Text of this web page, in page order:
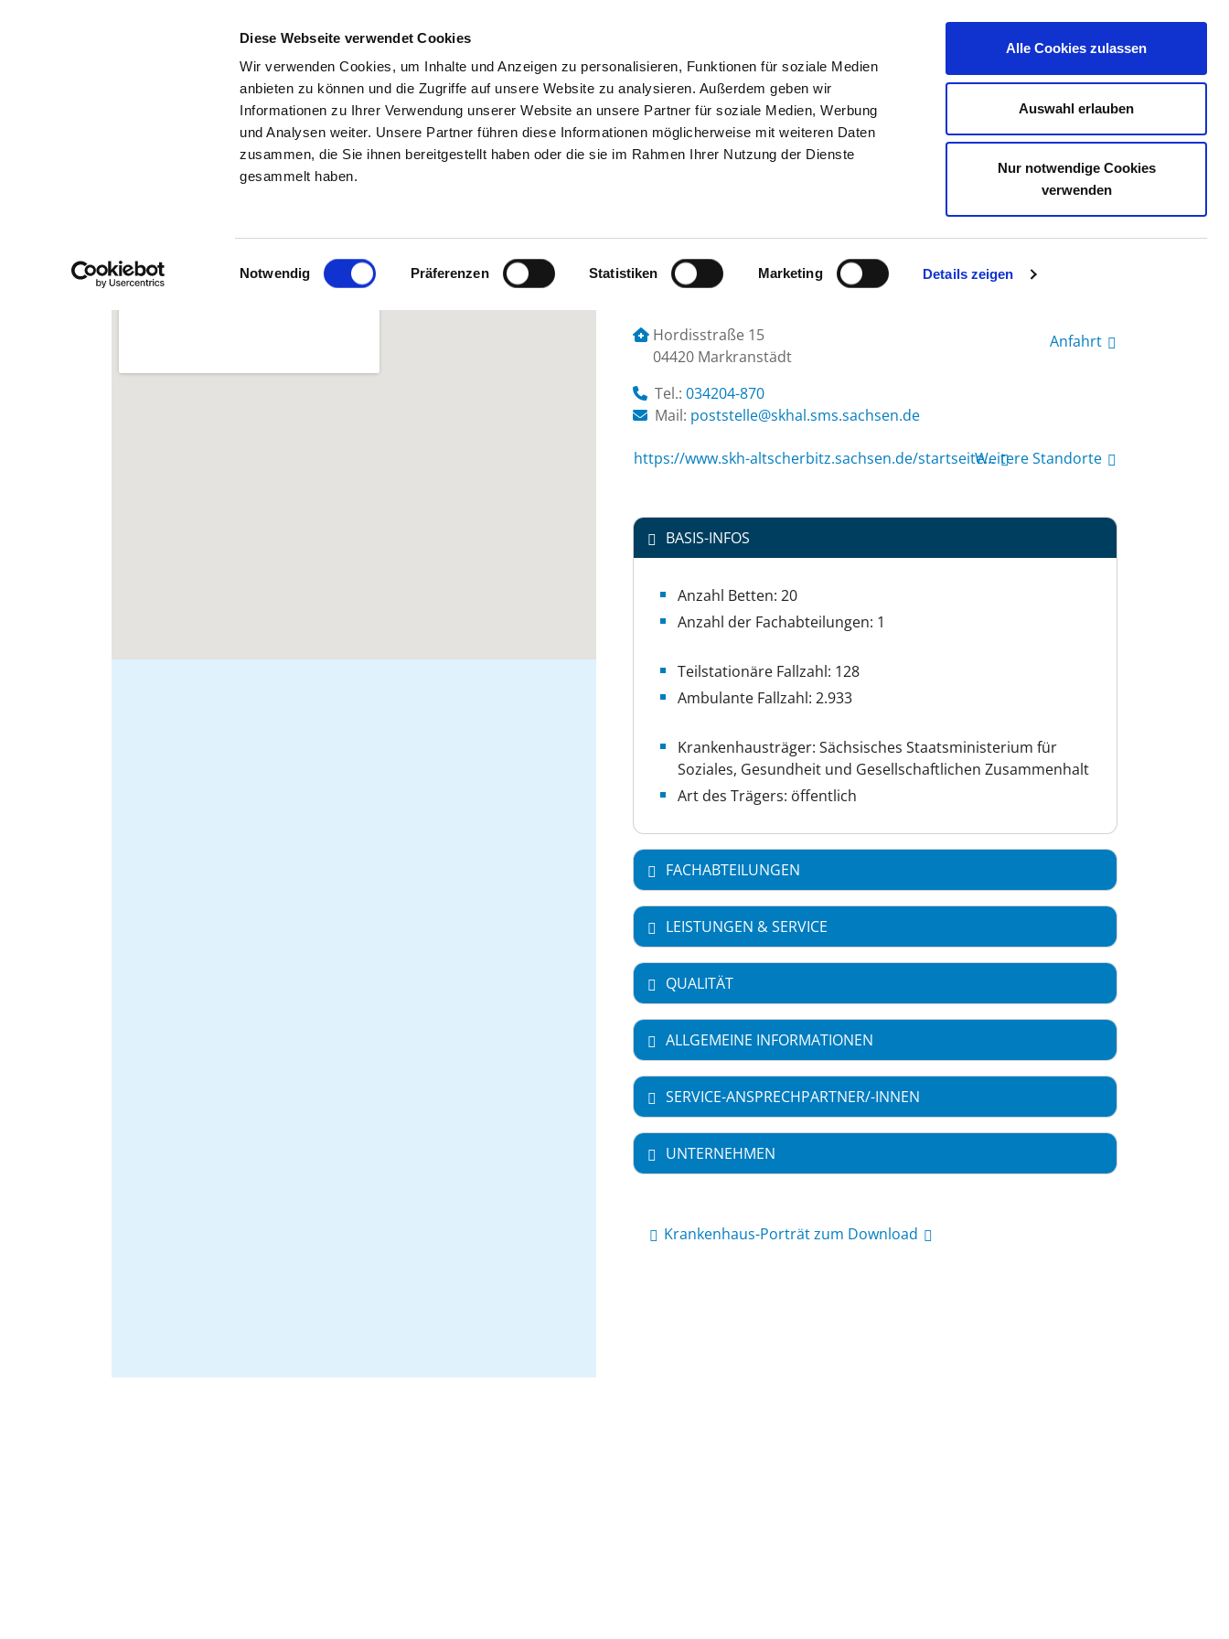
Diese Webseite verwendet Cookies
Wir verwenden Cookies, um Inhalte und Anzeigen zu personalisieren, Funktionen für soziale Medien
anbieten zu können und die Zugriffe auf unsere Website zu analysieren. Außerdem geben wir
Informationen zu Ihrer Verwendung unserer Website an unsere Partner für soziale Medien, Werbung
und Analysen weiter. Unsere Partner führen diese Informationen möglicherweise mit weiteren Daten
zusammen, die Sie ihnen bereitgestellt haben oder die sie im Rahmen Ihrer Nutzung der Dienste
gesammelt haben.
Einwilligungsauswahl
Notwendig Präferenzen Statistiken Marketing Details zeigen
Alle Cookies zulassen
Auswahl erlauben
Nur notwendige Cookies
verwenden
SUCHEN TIPPS & HILFE DAS DKV STELLENBÖRSE KONTAKT IHRE MEINUNG
Zurück zu den Suchergebnissen
SÄCHSISCHES KRANKENHAUS ALTSCHERBITZ TAGESKLINK STANDORT MARKRANSTÄDT
Hordisstraße 15
04420 Markranstädt
Tel.: 034204-870
Mail: ed.neshcas.sms.lahks@elletstsop
Anfahrt
https://www.skh-altscherbitz.sachsen.de/startseite...Weitere Standorte
BASIS-INFOS
Anzahl Betten: 20
Anzahl der Fachabteilungen: 1
Teilstationäre Fallzahl: 128
Ambulante Fallzahl: 2.933
Krankenhausträger: Sächsisches Staatsministerium für
Soziales, Gesundheit und Gesellschaftlichen Zusammenhalt
Art des Trägers: öffentlich
FACHABTEILUNGEN
LEISTUNGEN & SERVICE
QUALITÄT
ALLGEMEINE INFORMATIONEN
SERVICE-ANSPRECHPARTNER/-INNEN
UNTERNEHMEN
Krankenhaus-Porträt zum Download